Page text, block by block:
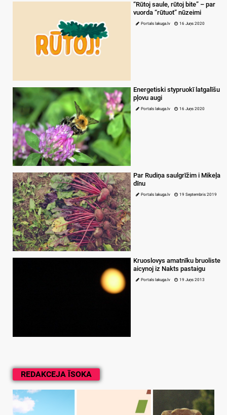
REDAKCEJA ĪSOKA
“Rūtoj saule, rūtoj bite” – par
vuorda “rūtuot” nūzeimi
Portals lakuga.lv 16 Juņs 2020
Energetiski stypruokī latgalīšu
pļovu augi
Portals lakuga.lv 16 Juņs 2020
Par Rudiņa saulgrīžim i Mikeļa
dīnu
Portals lakuga.lv 19 Septembris 2019
Kruoslovys amatnīku bruoliste
aicynoj iz Nakts pastaigu
Portals lakuga.lv 19 Juņs 2013